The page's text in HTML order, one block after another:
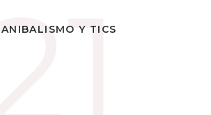
Y TICS
MANIPULADOS, USADOS Y DESECHADOS?